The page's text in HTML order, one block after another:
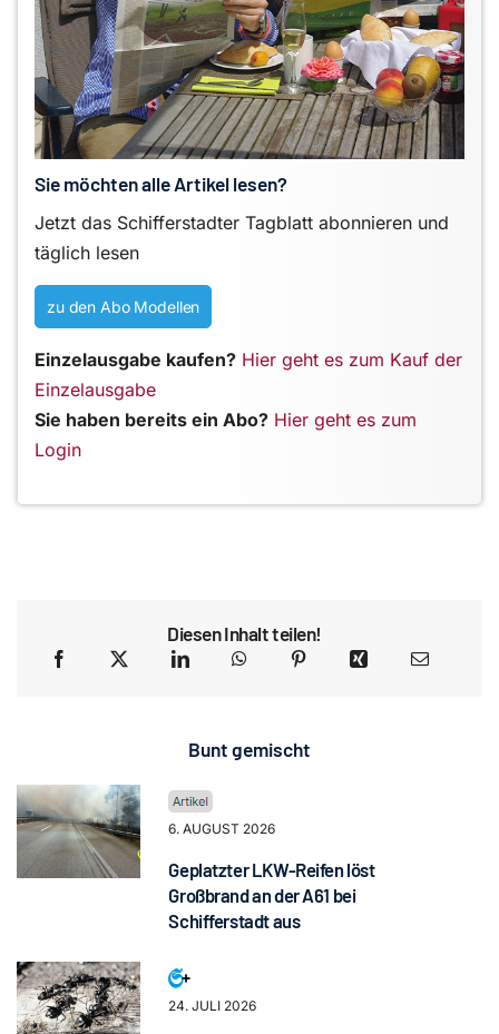
Sie möchten alle Artikel lesen?
Jetzt das Schifferstadter Tagblatt abonnieren und
täglich lesen
zu den Abo Modellen
Einzelausgabe kaufen? Hier geht es zum Kauf der
Einzelausgabe
Sie haben bereits ein Abo? Hier geht es zum
Login
Diesen Inhalt teilen!
Bunt gemischt
6. AUGUST 2026
Geplatzter LKW-Reifen löst
Großbrand an der A61 bei
Schifferstadt aus
24. JULI 2026